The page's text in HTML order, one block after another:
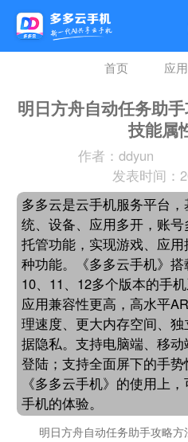
首页 应用
明日方舟自动任务助
技能属
作者：ddyun
发表时间：
多多云是云手机服务平台
统、设备、应用多开，账
托管功能，实现游戏、应
种功能。《多多云手机》搭
10、11、12多个版本的手
应用兼容性更高，高水平
理速度、更大内存空间、
据隐私。支持电脑端、移
登陆；支持全面屏下的手
《多多云手机》的使用上
手机的体验。
明日方舟自动任务助手攻略